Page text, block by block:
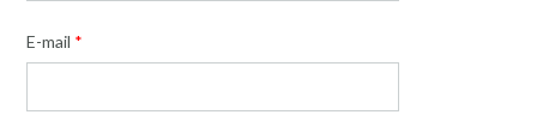
E-mail *